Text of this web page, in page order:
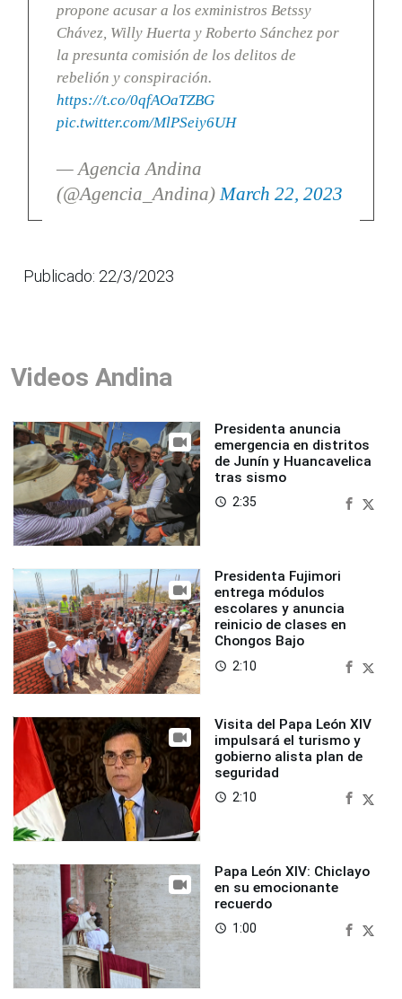
propone acusar a los exministros Betssy
Chávez, Willy Huerta y Roberto Sánchez por
la presunta comisión de los delitos de
rebelión y conspiración.
https://t.co/0qfAOaTZBG
pic.twitter.com/MlPSeiy6UH
— Agencia Andina
(@Agencia_Andina)March 22, 2023
Publicado: 22/3/2023
Videos Andina
Presidenta anuncia
emergencia en distritos
de Junín y Huancavelica
tras sismo
access_time 2:35
Presidenta Fujimori
entrega módulos
escolares y anuncia
reinicio de clases en
Chongos Bajo
access_time 2:10
Visita del Papa León XIV
impulsará el turismo y
gobierno alista plan de
seguridad
access_time 2:10
Papa León XIV: Chiclayo
en su emocionante
recuerdo
access_time 1:00